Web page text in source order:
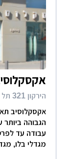
הירקון 321 תל אביב 63504
אקסקלוסיב
הגבוהה ביותר
מגדלי בלו,